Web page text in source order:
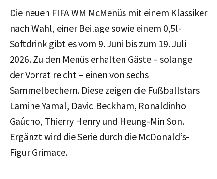
Die neuen FIFA WM McMenüs mit einem Klassiker
nach Wahl, einer Beilage sowie einem 0,5l-
Softdrink gibt es vom 9. Juni bis zum 19. Juli
2026. Zu den Menüs erhalten Gäste – solange
der Vorrat reicht – einen von sechs
Sammelbechern. Diese zeigen die Fußballstars
Lamine Yamal, David Beckham, Ronaldinho
Gaúcho, Thierry Henry und Heung-Min Son.
Ergänzt wird die Serie durch die McDonald’s-
Figur Grimace.